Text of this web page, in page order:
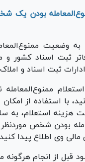
بودن یک
وضعیت
ثبت اسناد کشور و
ثبت اسناد و
با استفاده از امکان
هزینه استعلام، به
بودن شخص
وی اطلاع پیدا
قبل از انجام هرگونه